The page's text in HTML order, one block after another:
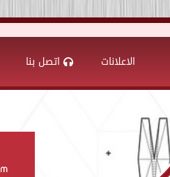
الاعلانات اتصل بنا